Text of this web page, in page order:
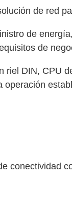
de red
de
de
riel DIN, CPU
conectividad